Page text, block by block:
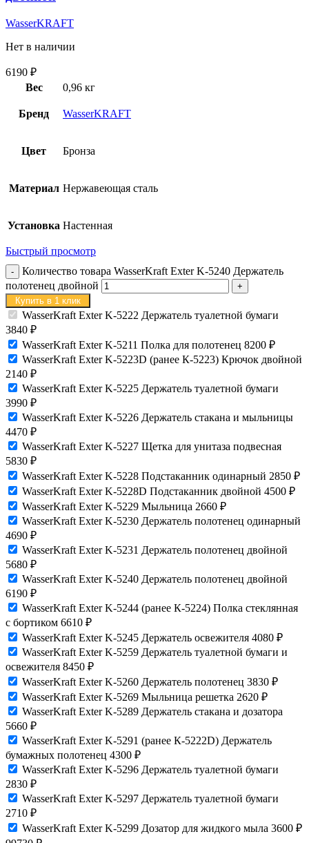
WasserKRAFT
Нет в наличии
6190 ₽
Вес
0,96 кг
Бренд WasserKRAFT
Цвет Бронза
Материал Нержавеющая сталь
Установка Настенная
Быстрый просмотр
Количество товара WasserKraft Exter K-5240 Держатель
полотенец двойной
Купить в 1 клик
WasserKraft Exter K-5222 Держатель туалетной бумаги
3840 ₽
WasserKraft Exter K-5211 Полка для полотенец 8200 ₽
WasserKraft Exter K-5223D (ранее К-5223) Крючок двойной
2140 ₽
WasserKraft Exter K-5225 Держатель туалетной бумаги
3990 ₽
WasserKraft Exter K-5226 Держатель стакана и мыльницы
4470 ₽
WasserKraft Exter K-5227 Щетка для унитаза подвесная
5830 ₽
WasserKraft Exter K-5228 Подстаканник одинарный 2850 ₽
WasserKraft Exter K-5228D Подстаканник двойной 4500 ₽
WasserKraft Exter K-5229 Мыльница 2660 ₽
WasserKraft Exter K-5230 Держатель полотенец одинарный
4690 ₽
WasserKraft Exter K-5231 Держатель полотенец двойной
5680 ₽
WasserKraft Exter K-5240 Держатель полотенец двойной
6190 ₽
WasserKraft Exter K-5244 (ранее К-5224) Полка стеклянная
с бортиком 6610 ₽
WasserKraft Exter K-5245 Держатель освежителя 4080 ₽
WasserKraft Exter K-5259 Держатель туалетной бумаги и
освежителя 8450 ₽
WasserKraft Exter K-5260 Держатель полотенец 3830 ₽
WasserKraft Exter K-5269 Мыльница решетка 2620 ₽
WasserKraft Exter K-5289 Держатель стакана и дозатора
5660 ₽
WasserKraft Exter K-5291 (ранее К-5222D) Держатель
бумажных полотенец 4300 ₽
WasserKraft Exter K-5296 Держатель туалетной бумаги
2830 ₽
WasserKraft Exter K-5297 Держатель туалетной бумаги
2710 ₽
WasserKraft Exter K-5299 Дозатор для жидкого мыла 3600 ₽